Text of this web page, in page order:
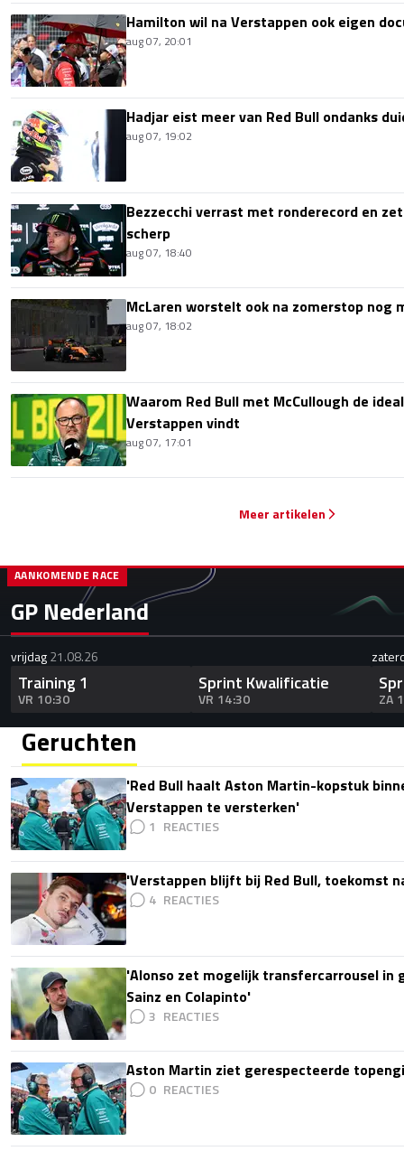
Hamilton wil na Verstappen ook eigen
aug 07, 20:01
Hadjar eist meer van Red Bull ondanks
aug 07, 19:02
Bezzecchi verrast met ronderecord en
scherp
aug 07, 18:40
McLaren worstelt ook na zomerstop nog
aug 07, 18:02
Waarom Red Bull met McCullough de
Verstappen vindt
aug 07, 17:01
Meer artikelen
GP Nederland
AANKOMENDE RACE
vrijdag21.08.26
Training 1
VR 10:30
Sprint Kwalificatie
VR 14:30 ZA
Geruchten
'Red Bull haalt Aston Martin-kopstuk
Verstappen te versterken'
1
'Verstappen blijft bij Red Bull, toekomst
4
'Alonso zet mogelijk transfercarrousel in
Sainz en Colapinto'
3
Aston Martin ziet gerespecteerde
0